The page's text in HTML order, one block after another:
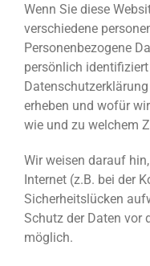
Wenn Sie diese
verschiedene
Personenbezogene
persönlich
erheben und wofür
wie und zu welchem
Wir weisen darauf
Internet (z.B. bei der
Sicherheitslücken
Schutz der Daten vor
möglich.